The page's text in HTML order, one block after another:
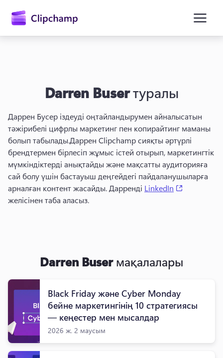
Жүйеге кіру
Тегін қолданып көру
Darren Buserтуралы
Даррен Бусер іздеуді оңтайландырумен айналысатын
тәжірибелі цифрлы маркетинг пен копирайтинг маманы
болып табылады.Даррен Clipchamp сияқты әртүрлі
брендтермен бірлесіп жұмыс істей отырып, маркетингтік
мүмкіндіктерді анықтайды және мақсатты аудиторияға
сай болу үшін бастауыш деңгейдегі пайдаланушыларға
арналған контент жасайды. Дарренді LinkedIn
желісінен таба аласыз.
Darren Buserмақалалары
Black Friday және Cyber Monday
бейне маркетингінің 10 стратегиясы
— кеңестер мен мысалдар
2026 ж. 2 маусым